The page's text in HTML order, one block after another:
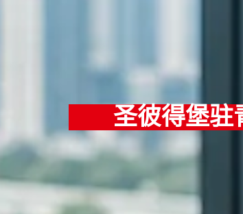
圣彼得堡驻